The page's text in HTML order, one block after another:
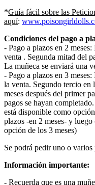
*Guía fácil sobre las
aquí:
Condiciones del pago a
- Pago a plazos en 2
venta . Segunda mitad del
La muñeca se enviará una
- Pago a plazos en 3
la venta. Segundo tercio
meses después del primer
pagos se hayan
está disponible como
plazos -en 2 meses- y
opción de los 3 meses)
Se podrá pedir uno o varios
Información importante:
- Recuerda que es una